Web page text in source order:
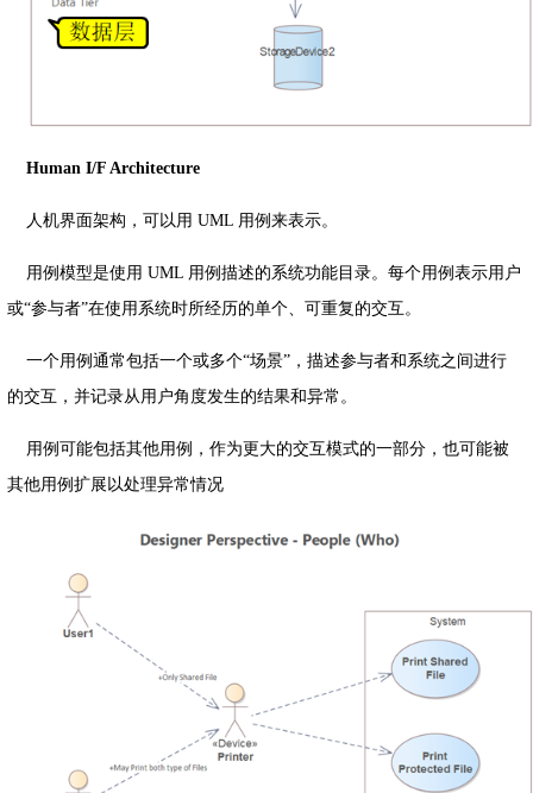
Human I/F Architecture
人机界面架构，可以用 UML 用例来表示。
用例模型是使用 UML 用例描述的系统功能目录。每个用例表示用户
或“参与者”在使用系统时所经历的单个、可重复的交互。
一个用例通常包括一个或多个“场景”，描述参与者和系统之间进行
的交互，并记录从用户角度发生的结果和异常。
用例可能包括其他用例，作为更大的交互模式的一部分，也可能被
其他用例扩展以处理异常情况